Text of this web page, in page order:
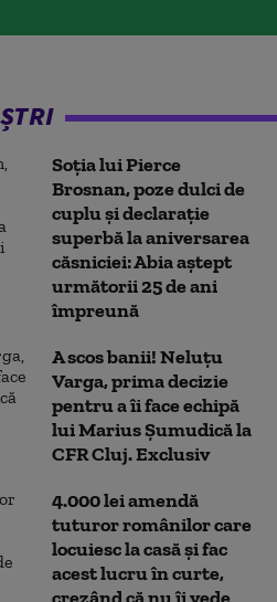
Soția lui Pierce
Brosnan, poze dulci de
cuplu și declarație
superbă la aniversarea
căsniciei: Abia aștept
următorii 25 de ani
împreună
A scos banii! Neluțu
Varga, prima decizie
pentru a îi face echipă
lui Marius Șumudică la
CFR Cluj. Exclusiv
4.000 lei amendă
tuturor românilor care
locuiesc la casă și fac
acest lucru în curte,